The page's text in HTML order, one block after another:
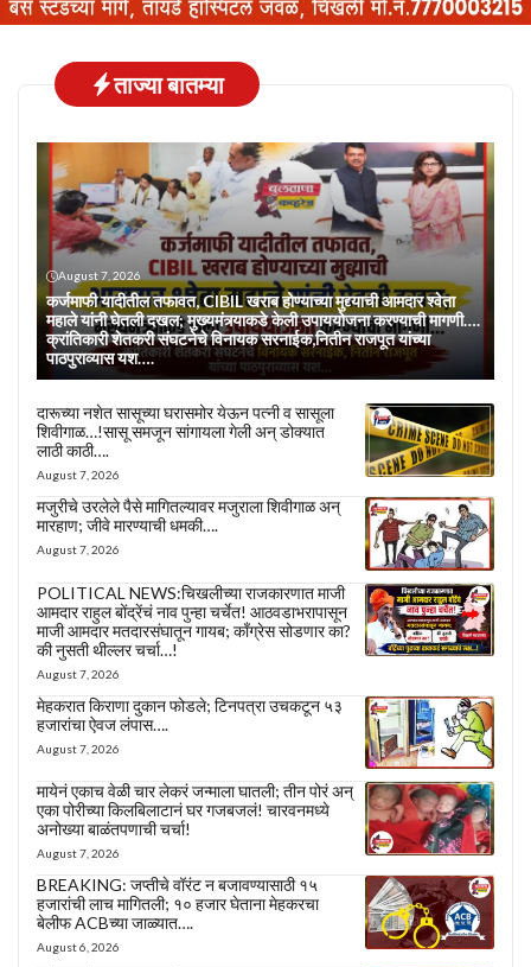
ताज्या बातम्या
August 7, 2026
कर्जमाफी यादीतील तफावत, CIBIL खराब होण्याच्या मुद्द्याची आमदार श्वेता
महाले यांनी घेतली दखल; मुख्यमंत्र्याकडे केली उपाययोजना करण्याची मागणी….
क्रांतिकारी शेतकरी संघटनेचे विनायक सरनाईक,नितीन राजपूत यांच्या
पाठपुराव्यास यश….
दारूच्या नशेत सासूच्या घरासमोर येऊन पत्नी व सासूला
शिवीगाळ…!सासू समजून सांगायला गेली अन् डोक्यात
लाठी काठी….
August 7, 2026
मजुरीचे उरलेले पैसे मागितल्यावर मजुराला शिवीगाळ अन्
मारहाण; जीवे मारण्याची धमकी….
August 7, 2026
POLITICAL NEWS:चिखलीच्या राजकारणात माजी
आमदार राहुल बोंद्रेंचं नाव पुन्हा चर्चेत! आठवडाभरापासून
माजी आमदार मतदारसंघातून गायब; काँग्रेस सोडणार का?
की नुसती थील्लर चर्चा…!
August 7, 2026
मेहकरात किराणा दुकान फोडले; टिनपत्रा उचकटून ५३
हजारांचा ऐवज लंपास….
August 7, 2026
मायेनं एकाच वेळी चार लेकरं जन्माला घातली; तीन पोरं अन्
एका पोरीच्या किलबिलाटानं घर गजबजलं! चारवनमध्ये
अनोख्या बाळंतपणाची चर्चा!
August 7, 2026
BREAKING: जप्तीचे वॉरंट न बजावण्यासाठी १५
हजारांची लाच मागितली; १० हजार घेताना मेहकरचा
बेलीफ ACBच्या जाळ्यात….
August 6, 2026